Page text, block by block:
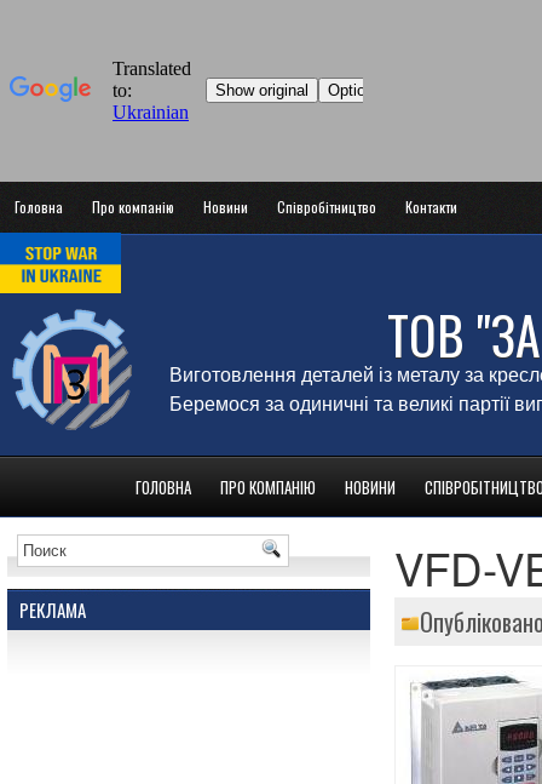
Головна Про компанію Новини Співробітництво Контакти
ТОВ
Виготовлення деталей із металу за
Беремося за одиничні та великі партії
ГОЛОВНА ПРО КОМПАНІЮ НОВИНИ
РЕКЛАМА
VFD-